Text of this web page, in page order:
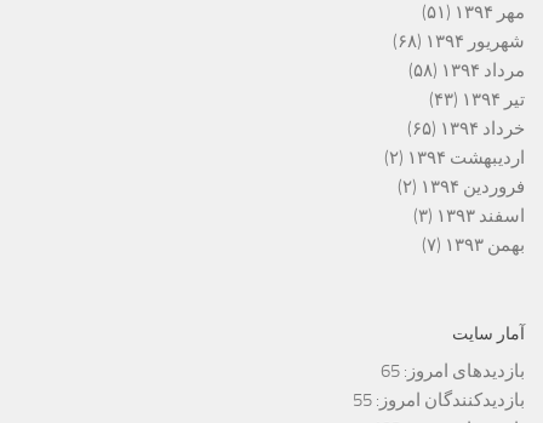
مهر ۱۳۹۴
(۵۱)
شهریور ۱۳۹۴
(۶۸)
مرداد ۱۳۹۴
(۵۸)
تیر ۱۳۹۴
(۴۳)
خرداد ۱۳۹۴
(۶۵)
اردیبهشت ۱۳۹۴
(۲)
فروردین ۱۳۹۴
(۲)
اسفند ۱۳۹۳
(۳)
بهمن ۱۳۹۳
(۷)
آمار سایت
بازدیدهای امروز: 65
بازدیدکنندگان امروز: 55